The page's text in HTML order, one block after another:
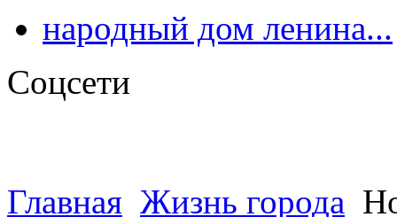
народный дом ленина...
Соцсети
Главная Жизнь города